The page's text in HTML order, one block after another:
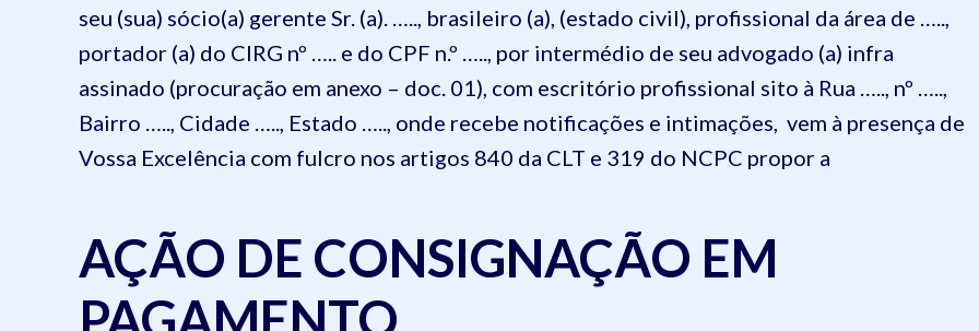
seu (sua) sócio(a) gerente Sr. (a). ….., brasileiro (a), (estado civil), profissional da área de …..,
portador (a) do CIRG nº ….. e do CPF n.º ….., por intermédio de seu advogado (a) infra
assinado (procuração em anexo – doc. 01), com escritório profissional sito à Rua ….., nº …..,
Bairro ….., Cidade ….., Estado ….., onde recebe notificações e intimações, vem à presença de
Vossa Excelência com fulcro nos artigos 840 da CLT e 319 do NCPC propor a
AÇÃO DE CONSIGNAÇÃO EM